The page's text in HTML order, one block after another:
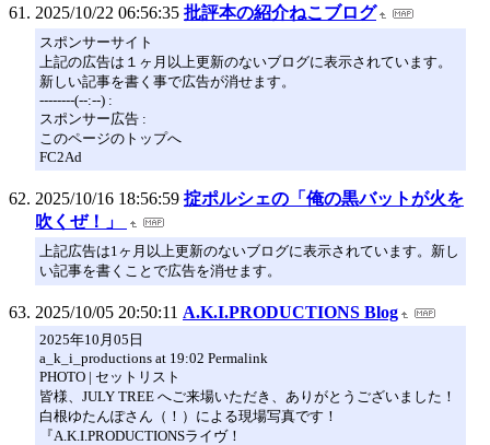
2025/10/22 06:56:35 批評本の紹介ねこブログ
スポンサーサイト
上記の広告は１ヶ月以上更新のないブログに表示されています。
新しい記事を書く事で広告が消せます。
--------(--:--) :
スポンサー広告 :
このページのトップへ
FC2Ad
2025/10/16 18:56:59 掟ポルシェの「俺の黒バットが火を
吹くぜ！」
上記広告は1ヶ月以上更新のないブログに表示されています。新し
い記事を書くことで広告を消せます。
2025/10/05 20:50:11 A.K.I.PRODUCTIONS Blog
2025年10月05日
a_k_i_productions at 19:02 Permalink
PHOTO | セットリスト
皆様、JULY TREE へご来場いただき、ありがとうございました！
白根ゆたんぽさん（！）による現場写真です！
『A.K.I.PRODUCTIONSライヴ！